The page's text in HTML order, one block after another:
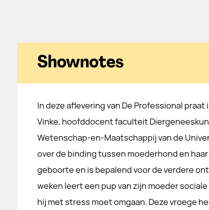
Shownotes
In deze aflevering van De Professional praat
Vinke, hoofddocent faculteit
Wetenschap-en-Maatschappij van de
over de binding tussen moederhond en
geboorte en is bepalend voor de verdere
weken leert een pup van zijn moeder
hij met stress moet omgaan. Deze vroege